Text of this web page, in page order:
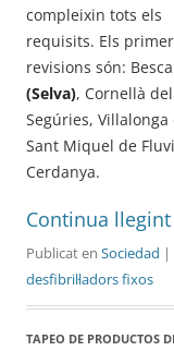
compleixin tots els
requisits. Els
revisions són:
(Selva), Cornellà
Segúries,
Sant Miquel de
Cerdanya.
Continua llegint
Publicat en Sociedad |
desfibril·ladors fixos
TAPEO DE PRODUCTOS